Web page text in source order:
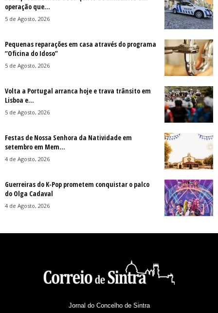
operação que...
5 de Agosto, 2026
Pequenas reparações em casa através do programa
“Oficina do Idoso”
5 de Agosto, 2026
Volta a Portugal arranca hoje e trava trânsito em
Lisboa e...
5 de Agosto, 2026
Festas de Nossa Senhora da Natividade em
setembro em Mem...
4 de Agosto, 2026
Guerreiras do K-Pop prometem conquistar o palco
do Olga Cadaval
4 de Agosto, 2026
Jornal do Concelho de Sintra